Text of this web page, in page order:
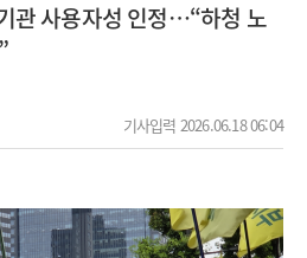
관 사용자성 인정…“하청 노
기사입력 2026.06.18 06:04